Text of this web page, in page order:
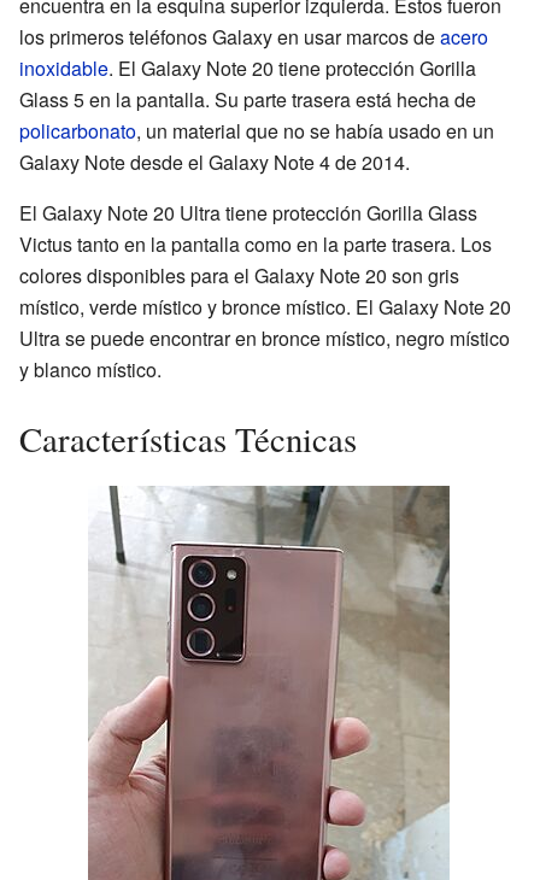
encuentra en la esquina superior izquierda. Estos fueron
los primeros teléfonos Galaxy en usar marcos deacero
inoxidable. El Galaxy Note 20 tiene protección Gorilla
Glass 5 en la pantalla. Su parte trasera está hecha de
policarbonato, un material que no se había usado en un
Galaxy Note desde el Galaxy Note 4 de 2014.
El Galaxy Note 20 Ultra tiene protección Gorilla Glass
Victus tanto en la pantalla como en la parte trasera. Los
colores disponibles para el Galaxy Note 20 son gris
místico, verde místico y bronce místico. El Galaxy Note 20
Ultra se puede encontrar en bronce místico, negro místico
y blanco místico.
Características Técnicas